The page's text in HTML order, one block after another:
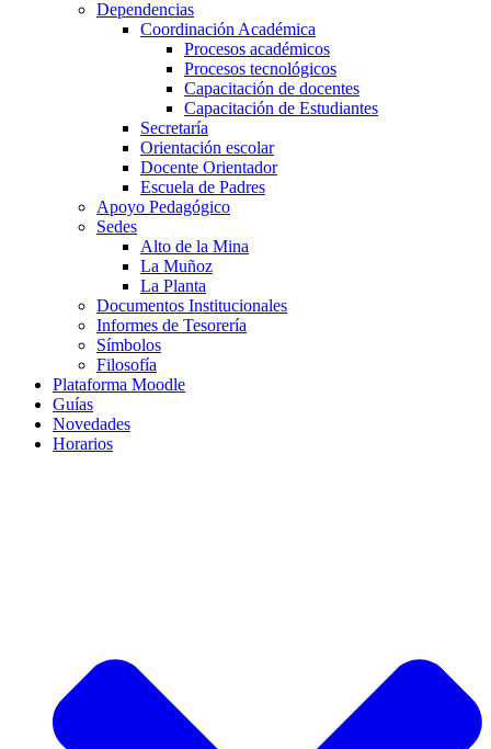
Dependencias
Coordinación Académica
Procesos académicos
Procesos tecnológicos
Capacitación de docentes
Capacitación de Estudiantes
Secretaría
Orientación escolar
Docente Orientador
Escuela de Padres
Apoyo Pedagógico
Sedes
Alto de la Mina
La Muñoz
La Planta
Documentos Institucionales
Informes de Tesorería
Símbolos
Filosofía
Plataforma Moodle
Guías
Novedades
Horarios